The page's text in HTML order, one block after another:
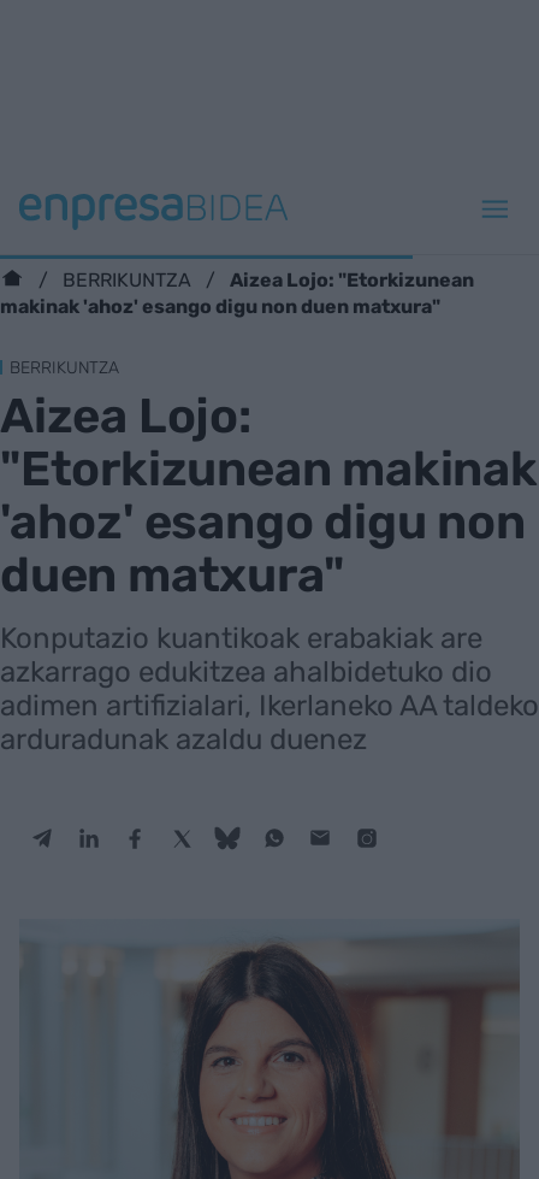
BERRIKUNTZA
Aizea Lojo: "Etorkizunean
makinak 'ahoz' esango digu non duen matxura"
BERRIKUNTZA
Aizea Lojo:
"Etorkizunean makinak
'ahoz' esango digu non
duen matxura"
Konputazio kuantikoak erabakiak are
azkarrago edukitzea ahalbidetuko dio
adimen artifizialari, Ikerlaneko AA taldeko
arduradunak azaldu duenez